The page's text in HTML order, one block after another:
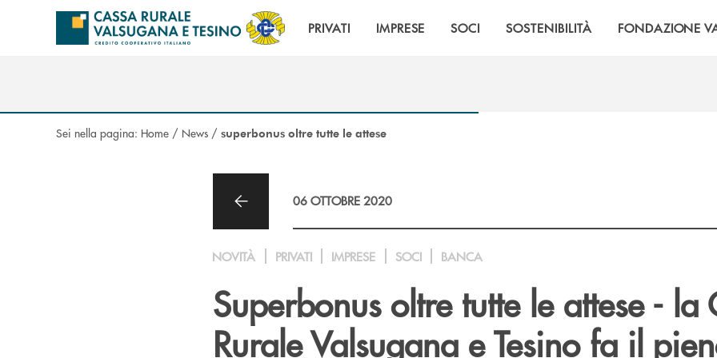
Salta al contenuto principale
PRIVATI IMPRESE SOCI SOSTENIBILITÀ FONDAZIONE
Sei nella pagina: Home / News / superbonus oltre tutte le attese
06 OTTOBRE 2020
NOVITÀ PRIVATI IMPRESE SOCI BANCA
Superbonus oltre tutte le attese - la
Rurale Valsugana e Tesino fa il